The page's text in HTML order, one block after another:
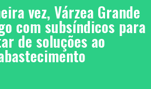
vez, Várzea Grande
com subsíndicos para
de soluções ao